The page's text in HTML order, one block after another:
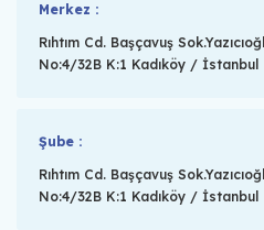
Merkez :
Rıhtım Cd. Başçavuş
No:4/32B K:1 Kadıköy / İstanbul
Şube :
Rıhtım Cd. Başçavuş
No:4/32B K:1 Kadıköy / İstanbul